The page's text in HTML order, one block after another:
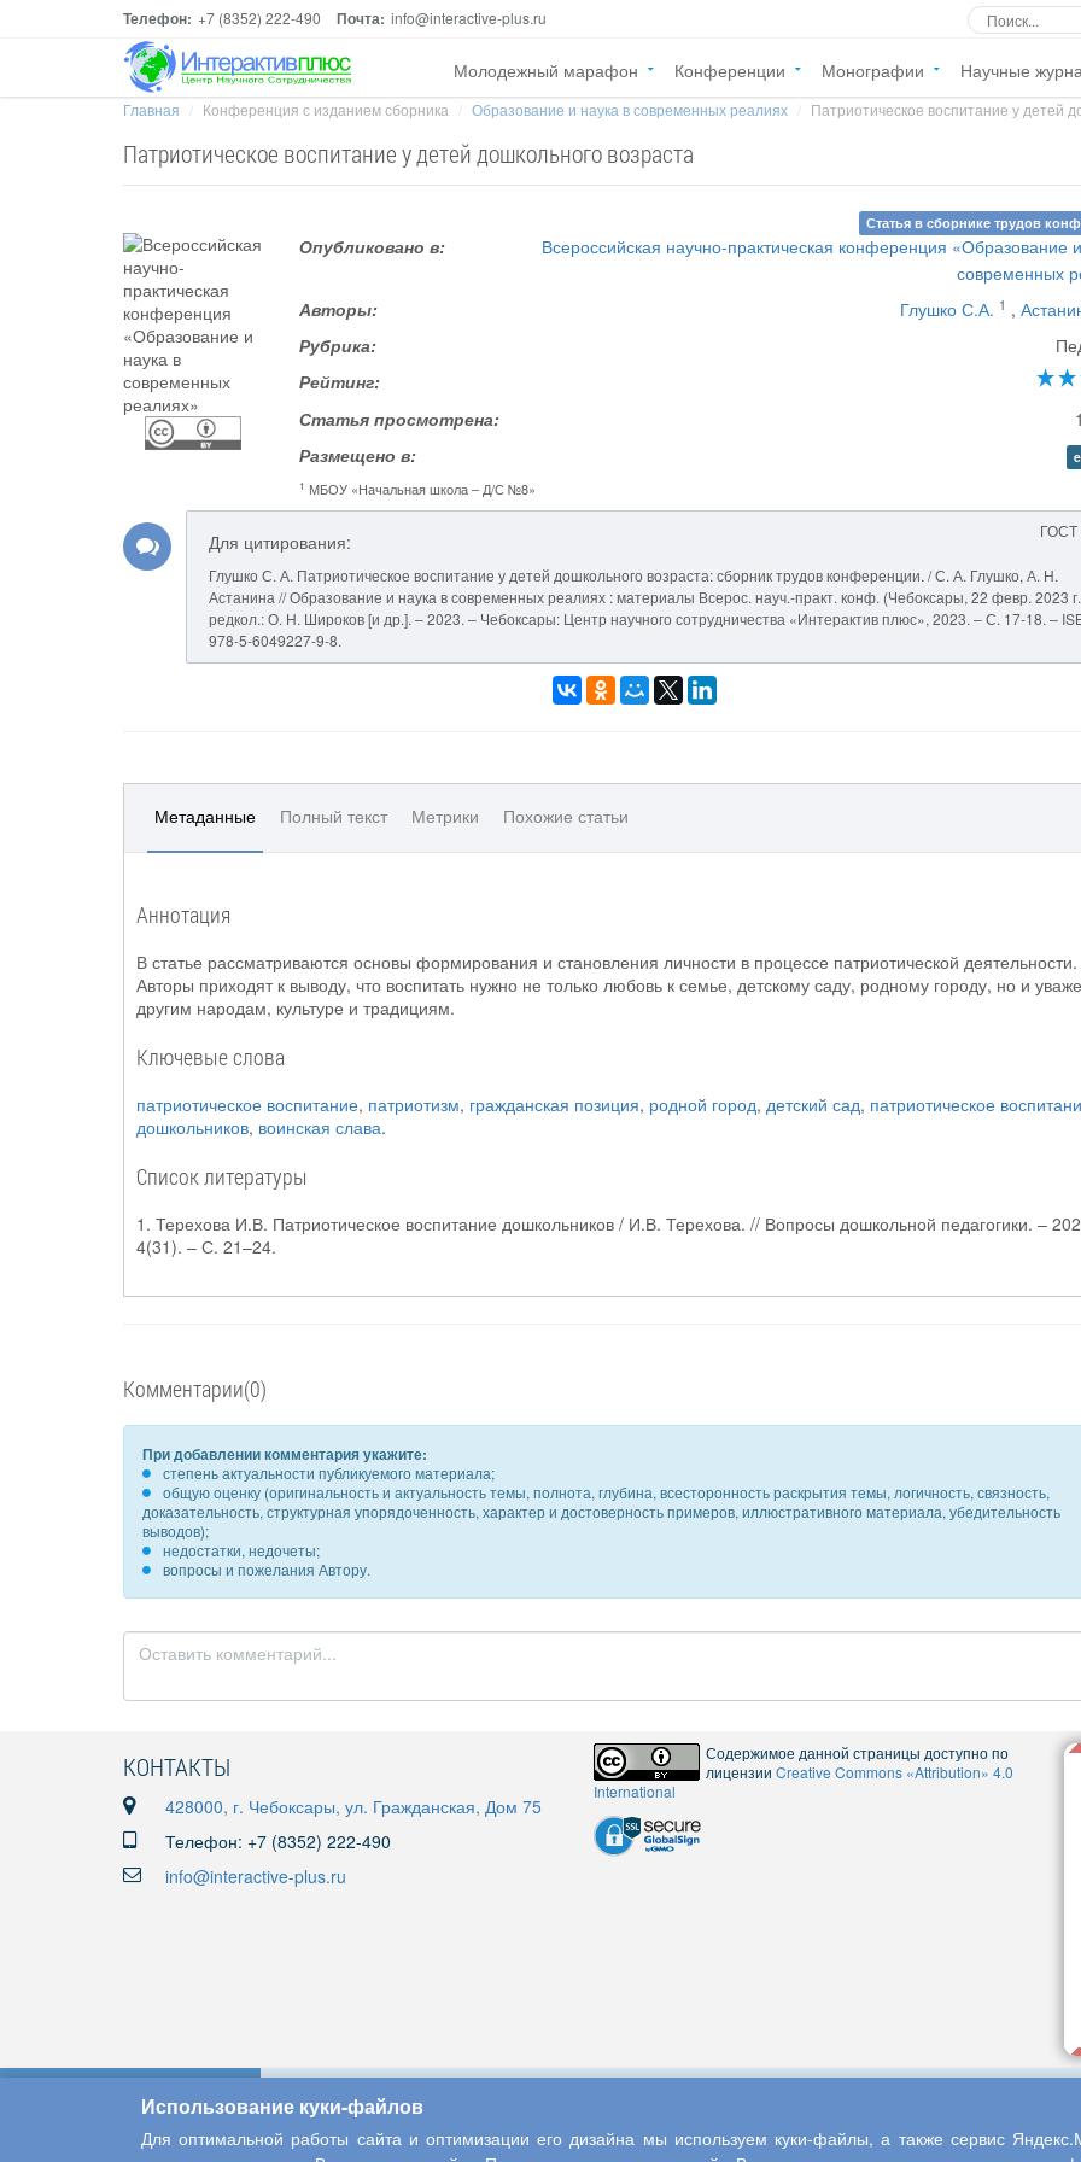
Телефон: +7 (8352) 222-490 Почта: info@interactive-plus.ru
Молодежный марафон Конференции Монографии Научные
Главная Конференция с изданием сборника Образование и наука в современных реалиях Патриотическое воспитание у детей
Патриотическое воспитание у детей дошкольного возраста
Статья в сборнике трудов
Опубликовано в:
Всероссийская научно-практическая конференция «Образование
современных
Авторы:
Глушко С.А. 1 ,
Рубрика:
Рейтинг:
Статья просмотрена:
Размещено в:
1 МБОУ «Начальная школа – Д/С №8»
ГОСТ
Для цитирования:
Глушко С. А. Патриотическое воспитание у детей дошкольного возраста: сборник трудов конференции. / С. А. Глушко, А. Н.
Астанина // Образование и наука в современных реалиях : материалы Всерос. науч.-практ. конф. (Чебоксары, 22 февр. 2023
редкол.: О. Н. Широков [и др.]. – 2023. – Чебоксары: Центр научного сотрудничества «Интерактив плюс», 2023. – С. 17-18. –
978-5-6049227-9-8.
Метаданные Полный текст Метрики Похожие статьи
Аннотация
В статье рассматриваются основы формирования и становления личности в процессе патриотической деятельности.
Авторы приходят к выводу, что воспитать нужно не только любовь к семье, детскому саду, родному городу, но и
другим народам, культуре и традициям.
Ключевые слова
патриотическое воспитание, патриотизм, гражданская позиция, родной город, детский сад, патриотическое
дошкольников, воинская слава.
Список литературы
1. Терехова И.В. Патриотическое воспитание дошкольников / И.В. Терехова. // Вопросы дошкольной педагогики. –
4(31). – С. 21–24.
Комментарии(0)
При добавлении комментария укажите:
степень актуальности публикуемого материала;
общую оценку (оригинальность и актуальность темы, полнота, глубина, всесторонность раскрытия темы, логичность, связность,
доказательность, структурная упорядоченность, характер и достоверность примеров, иллюстративного материала, убедительность
выводов);
недостатки, недочеты;
вопросы и пожелания Автору.
КОНТАКТЫ
428000, г. Чебоксары, ул. Гражданская, Дом 75
Телефон: +7 (8352) 222-490
info@interactive-plus.ru
Содержимое данной страницы доступно по
лицензии Creative Commons «Attribution» 4.0
International
Использование куки-файлов
Для оптимальной работы сайта и оптимизации его дизайна мы используем куки-файлы, а также сервис